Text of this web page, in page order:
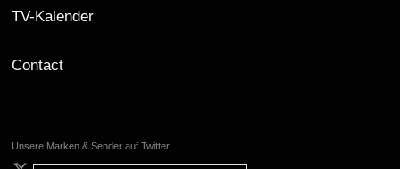
TV-Kalender
Contact
Unsere Marken & Sender auf Twitter